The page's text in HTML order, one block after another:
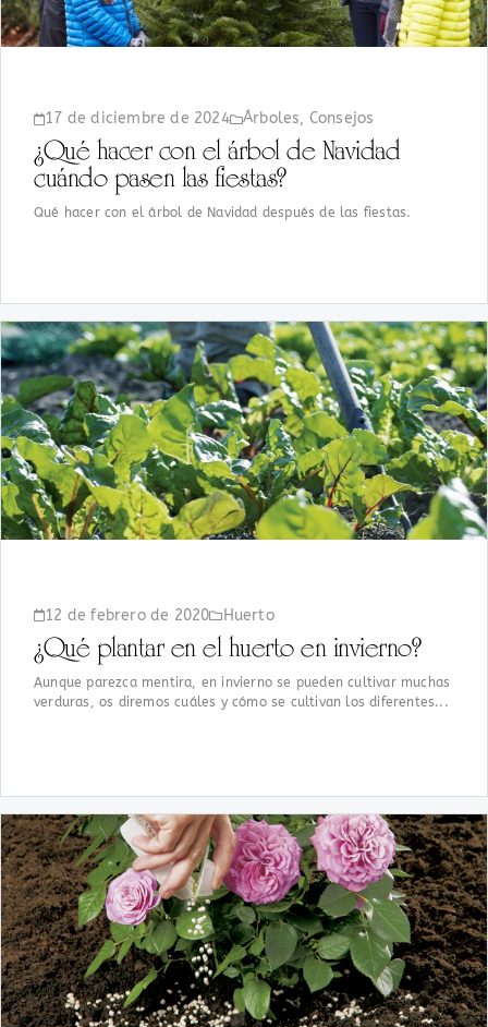
17 de diciembre de 2024 Árboles, Consejos
¿Qué hacer con el árbol de Navidad
cuándo pasen las fiestas?
Qué hacer con el árbol de Navidad después de las fiestas.
12 de febrero de 2020 Huerto
¿Qué plantar en el huerto en invierno?
Aunque parezca mentira, en invierno se pueden cultivar muchas
verduras, os diremos cuáles y cómo se cultivan los diferentes...